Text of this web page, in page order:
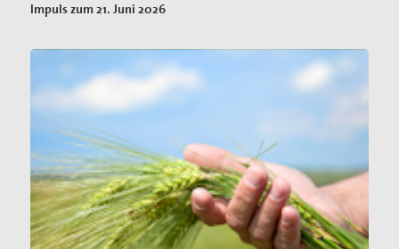
Impuls zum 21. Juni 2026